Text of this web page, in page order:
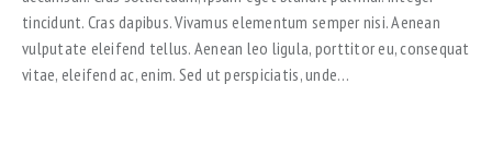
tincidunt. Cras dapibus. Vivamus elementum semper nisi. Aenean
vulputate eleifend tellus. Aenean leo ligula, porttitor eu, consequat
vitae, eleifend ac, enim. Sed ut perspiciatis, unde…